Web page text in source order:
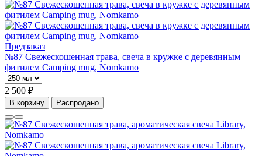
Предзаказ
№87 Свежескошенная трава, свеча в кружке с деревянным
фитилем Camping mug, Nomkamo
2 500 ₽
В корзину Распродано